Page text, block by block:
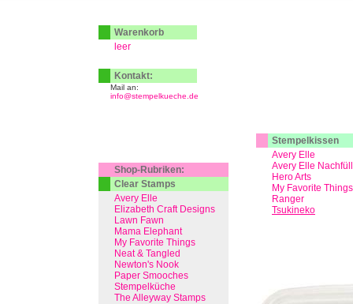
Stempelkissen
Avery Elle
Avery Elle
Hero Arts
My Favorite Things
Ranger
Tsukineko
Warenkorb
leer
Kontakt:
Mail an:
info@stempelkueche.de
Shop-Rubriken:
Clear Stamps
Avery Elle
Elizabeth Craft Designs
Lawn Fawn
Mama Elephant
My Favorite Things
Neat & Tangled
Newton's Nook
Paper Smooches
Stempelküche
The Alleyway Stamps